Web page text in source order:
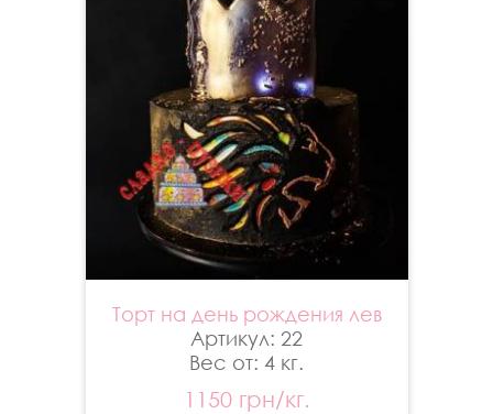
Торт на день рождения лев
Артикул: 22
Вес от: 4 кг.
1150 грн/кг.